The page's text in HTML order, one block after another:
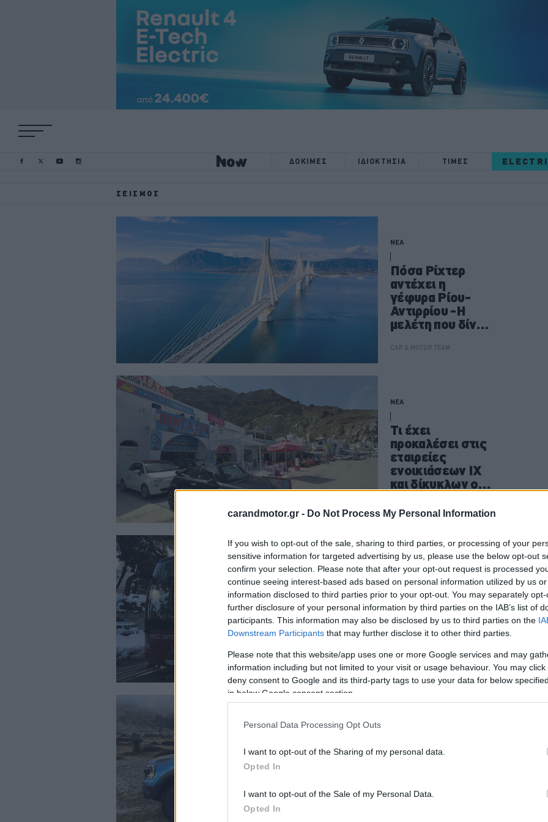
carandmotor.gr - Do Not Process My Personal Information
If you wish to opt-out of the sale, sharing to third parties, or processing of your
sensitive information for targeted advertising by us, please use the below opt-out
confirm your selection. Please note that after your opt-out request is processed
continue seeing interest-based ads based on personal information utilized by us
information disclosed to third parties prior to your opt-out. You may separately
further disclosure of your personal information by third parties on the IAB’s list of
participants. This information may also be disclosed by us to third parties on the
Downstream Participants that may further disclose it to other third parties.
Please note that this website/app uses one or more Google services and may
information including but not limited to your visit or usage behaviour. You may
deny consent to Google and its third-party tags to use your data for below
in below Google consent section.
Personal Data Processing Opt Outs
I want to opt-out of the Sharing of my personal data.
Opted In
I want to opt-out of the Sale of my Personal Data.
Opted In
ΔΟΚΙΜΕΣ ΙΔΙΟΚΤΗΣΙΑ ΤΙΜΕΣ
ΣΕΙΣΜΌΣ
ΝΕΑ
Πόσα Ρίχτερ
αντέχει η
γέφυρα Ρίου-
Αντιρρίου -Η
μελέτη που δίνει
CAR & MOTOR TEAM
ΝΕΑ
Τι έχει
προκαλέσει στις
εταιρείες
ενοικιάσεων ΙΧ
και δίκυκλων ο
Σαντορίνη;
ΝΕΑ
«Όλυμπος»: Όλα
τα μυστικά των
«θηρίων» της
Πυροσβεστικής
στους δρόμους
CAR & MOTOR TEAM
Αυτό είναι το
καιρού -Θα